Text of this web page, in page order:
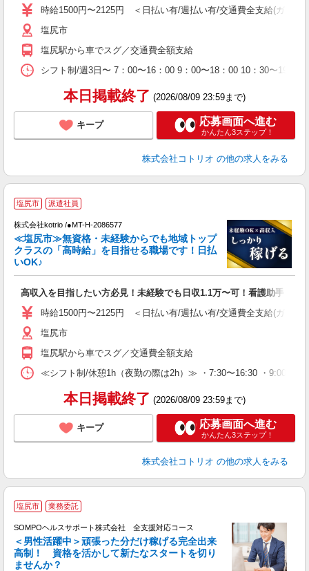
時給1500円〜2125円 ＜日払い有/週払い有/交通費全支給(ガソリ
塩尻市
塩尻駅から車でスグ／交通費全額支給
シフト制/週3日〜 7：00〜16：00 9：00〜18：00 10：30〜19
本日掲載終了 (2026/08/09 23:59まで)
キープ 応募画面へ進む
かんたん3ステップ！
株式会社コトリオ の他の求人をみる
塩尻市 派遣社員
株式会社kotrio /●MT-H-2086577
≪塩尻市≫無資格・未経験からでも地域トップ
クラスの「高時給」を目指せる職場です！日払
いOK♪
高収入を目指したい方必見！未経験でも日収1.1万〜可！看護助手
時給1500円〜2125円 ＜日払い有/週払い有/交通費全支給(ガソリ
塩尻市
塩尻駅から車でスグ／交通費全額支給
≪シフト制/休憩1h（夜勤の際は2h）≫ ・7:30〜16:30 ・9:00〜
本日掲載終了 (2026/08/09 23:59まで)
キープ 応募画面へ進む
かんたん3ステップ！
株式会社コトリオ の他の求人をみる
塩尻市 業務委託
SOMPOヘルスサポート株式会社 全支援対応コース
＜男性活躍中＞頑張った分だけ稼げる完全出来
高制！ 資格を活かして新たなスタートを切り
ませんか？